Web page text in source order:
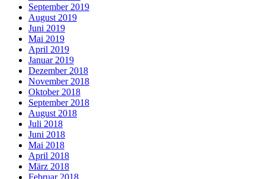
September 2019
August 2019
Juni 2019
Mai 2019
April 2019
Januar 2019
Dezember 2018
November 2018
Oktober 2018
September 2018
August 2018
Juli 2018
Juni 2018
Mai 2018
April 2018
März 2018